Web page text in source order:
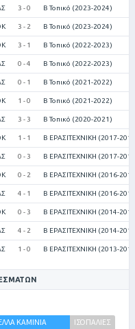
3 - 0 Β Τοπικό (2023-2024)
3 - 2 Β Τοπικό (2023-2024)
3 - 1 Β Τοπικό (2022-2023)
0 - 4 Β Τοπικό (2022-2023)
0 - 1 Β Τοπικό (2021-2022)
1 - 0 Β Τοπικό (2021-2022)
3 - 3 Β Τοπικό (2020-2021)
1 - 1 Β ΕΡΑΣΙΤΕΧΝΙΚΗ (2017-
0 - 3 Β ΕΡΑΣΙΤΕΧΝΙΚΗ (2017-
0 - 2 Β ΕΡΑΣΙΤΕΧΝΙΚΗ (2016-
4 - 1 Β ΕΡΑΣΙΤΕΧΝΙΚΗ (2016-
0 - 3 Β ΕΡΑΣΙΤΕΧΝΙΚΗ (2014-
4 - 2 Β ΕΡΑΣΙΤΕΧΝΙΚΗ (2014-
1 - 0 Β ΕΡΑΣΙΤΕΧΝΙΚΗ (2013-
ΚΑΜΙΝΙΑ
ΙΣΟΠΑΛΙΕΣ